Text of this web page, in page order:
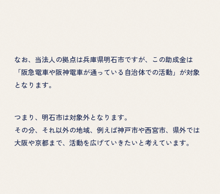
なお、当法人の拠点は兵庫県明石市ですが、この助成金は
「阪急電車や阪神電車が通っている自治体での活動」が対象
となります。
つまり、明石市は対象外となります。
その分、それ以外の地域、例えば神戸市や西宮市、県外では
大阪や京都まで、活動を広げていきたいと考えています。